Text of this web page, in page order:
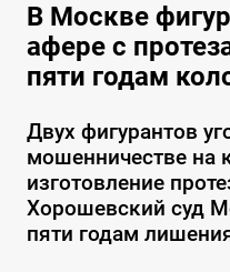
В Москве
афере с
пяти годам
Двух фигурантов
мошенничестве на
изготовление
Хорошевский суд
пяти годам